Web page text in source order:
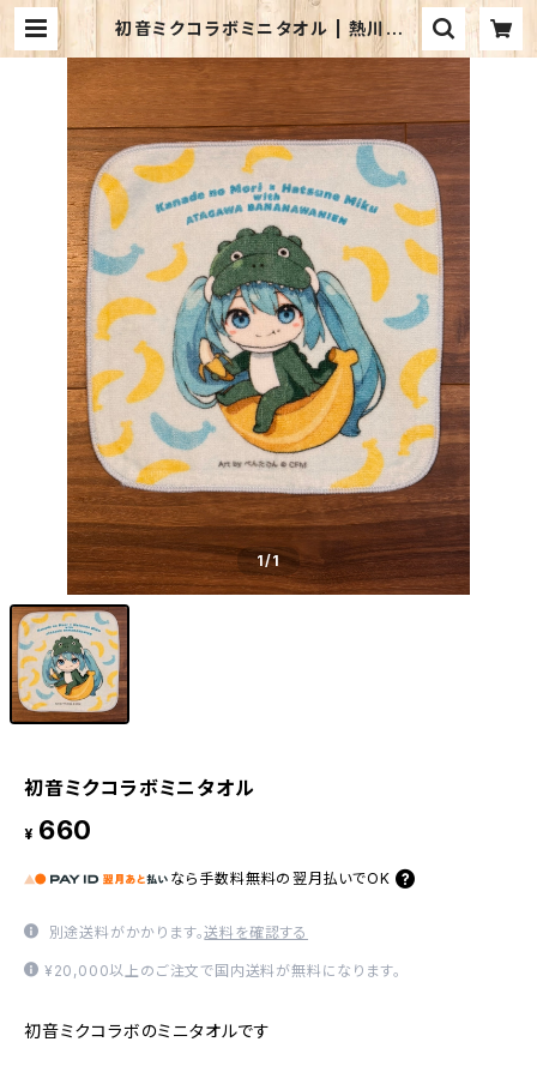
初音ミクコラボミニタオル | 熱川バナ
ナワニ園 売店
1/1
初音ミクコラボミニタオル
¥ 660
なら 手数料無料の 翌月払いでOK
別途送料がかかります。送料を確認する
¥20,000以上のご注文で国内送料が無料になります。
初音ミクコラボのミニタオルです